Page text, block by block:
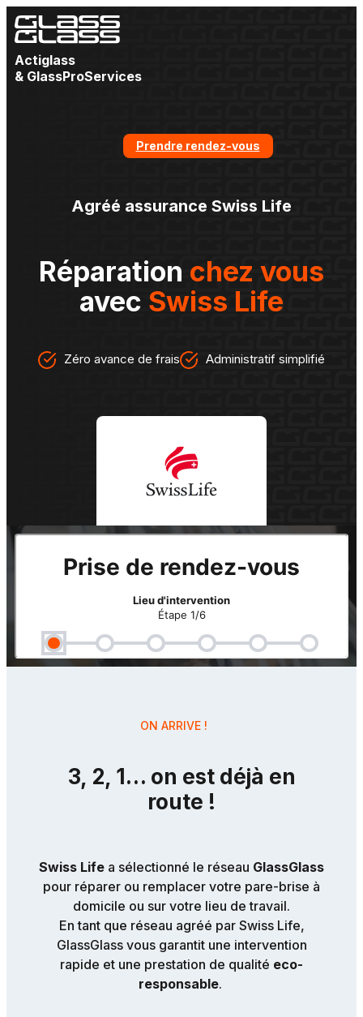
Actiglass
& GlassProServices
Prendre rendez-vous
Agréé assurance Swiss Life
Réparation chez vous
avec Swiss Life
Zéro avance de frais Administratif simplifié
ON ARRIVE !
3, 2, 1… on est déjà en
route !
Swiss Life a sélectionné le réseau GlassGlass
pour réparer ou remplacer votre pare-brise à
domicile ou sur votre lieu de travail.
En tant que réseau agréé par Swiss Life,
GlassGlass vous garantit une intervention
rapide et une prestation de qualité eco-
responsable.